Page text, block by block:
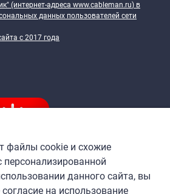
(интернет-адреса www.cableman.ru) в
данных пользователей сети
c 2017 года
файлы cookie и схожие
персонализированной
данного сайта, вы
на использование